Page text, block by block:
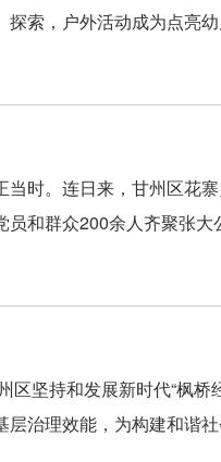
索，户外活动成为点亮
时。连日来，甘州区花
和群众200余人齐聚张大
坚持和发展新时代“枫桥
治理效能，为构建和谐